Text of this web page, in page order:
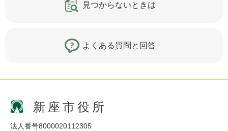
見つからないときは
よくある質問と回答
新座市役所
法人番号8000020112305